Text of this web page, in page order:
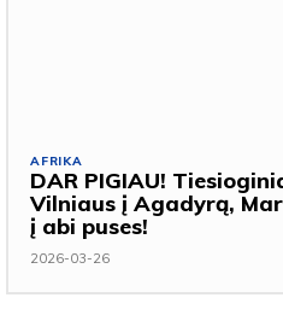
AFRIKA
DAR PIGIAU!
Vilniaus į Agadyrą,
į abi puses!
2026-03-26